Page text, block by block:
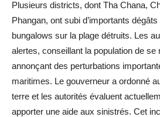
Plusieurs districts, dont Tha Chana,
Phangan, ont subi d’importants
bungalows sur la plage détruits. Les
alertes, conseillant la population de se
annonçant des perturbations
maritimes. Le gouverneur a ordonné
terre et les autorités évaluent
apporter une aide aux sinistrés. Cet